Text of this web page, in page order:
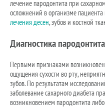
лечение пародонтита при
осложнений в организме пациента
лечения десен, зубов и костной
Диагностика
Первыми признаками
ощущения сухости во рту,
зубов. По результатам
заболевание сахарного диабета
возникновением пародонтита